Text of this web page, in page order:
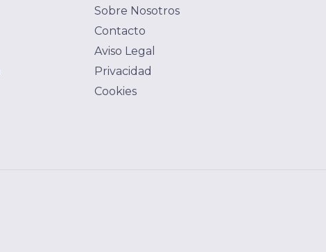
Sobre Nosotros
Contacto
Aviso Legal
Privacidad
Cookies